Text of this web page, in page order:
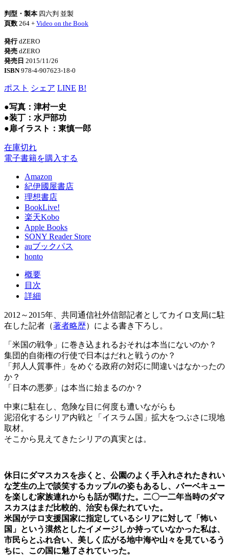
判型・製本 四六判 並製
頁数 264 + Video on the Book
発行dZERO
発売 dZERO
発売日 2015/11/26
ISBN978-4-907623-18-0
ポスト シェア LINE B!
●写真：津村一史
●装丁：水戸部功
●扉イラスト：東慎一郎
在庫切れ
電子書籍を購入する
Amazon
紀伊國屋書店
理想書店
BookLive!
楽天Kobo
Apple Books
SONY Reader Store
auブックパス
honto
概要
目次
詳細
2012～2015年、共同通信社外信部記者としてカイロ支局に駐
在した記者（著者略歴）による書き下ろし。
「米国の戦争」に巻き込まれるおそれは本当にないのか？
集団的自衛権の行使で日本はだれと戦うのか？
「邦人人質事件」をめぐる政府の対応に間違いはなかったの
か？
「日本の悪夢」は本当に始まるのか？
中東に駐在し、危険な目に何度も遭いながらも
泥沼化するシリア内戦と「イスラム国」拡大をつぶさに現地
取材。
そこから見えてきたシリアの真実とは。
休日にダマスカスを歩くと、公園のよく手入れされたきれい
な芝生の上で談笑するカップルの姿もあるし、バーベキュー
を楽しむ家族連れからも話が聞けた。二〇一二年当時のダマ
スカスはまだ比較的、治安も保たれていた。
米国がテロ支援国家に指定しているシリアに対して「怖い
国」という漠然としたイメージしか持っていなかった私は、
市民らとふれ合い、美しく広がる地中海や山々を見ているう
ちに、この国に魅了されていった。